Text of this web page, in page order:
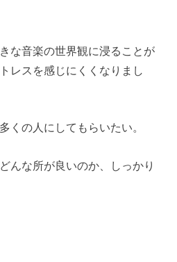
な音楽の世界観に浸ることが
レスを感じにくくなりまし
くの人にしてもらいたい。
んな所が良いのか、しっかり